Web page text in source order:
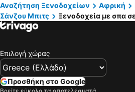
Αναζήτηση Ξενοδοχείων Αφρική
Σάνζου Μπιτς
Ξενοδοχεία με σπα
Επιλογή χώρας
Προσθήκη στο Google